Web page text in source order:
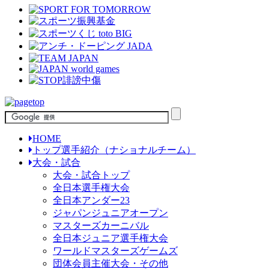
HOME
トップ選手紹介（ナショナルチーム）
大会・試合
大会・試合トップ
全日本選手権大会
全日本アンダー23
ジャパンジュニアオープン
マスターズカーニバル
全日本ジュニア選手権大会
ワールドマスターズゲームズ
団体会員主催大会・その他